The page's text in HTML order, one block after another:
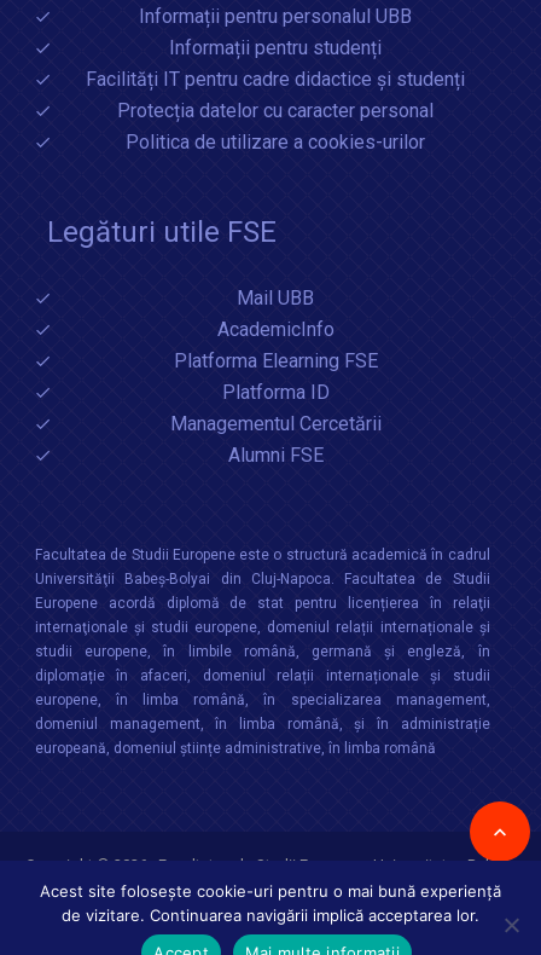
Informații pentru personalul UBB
Informații pentru studenți
Facilități IT pentru cadre didactice și studenți
Protecția datelor cu caracter personal
Politica de utilizare a cookies-urilor
Legături utile FSE
Mail UBB
AcademicInfo
Platforma Elearning FSE
Platforma ID
Managementul Cercetării
Alumni FSE
Facultatea de Studii Europene este o structură academică în cadrul
Universităţii Babeș-Bolyai din Cluj-Napoca. Facultatea de Studii
Europene acordă diplomă de stat pentru licențierea în relaţii
internaţionale şi studii europene, domeniul relații internaționale şi
studii europene, în limbile română, germană și engleză, în
diplomație în afaceri, domeniul relații internaționale și studii
europene, în limba română, în specializarea management,
domeniul management, în limba română, și în administrație
europeană, domeniul științe administrative, în limba română
Copyright © 2026 : Facultatea de Studii Europene
Universitatea Babes-
BolyaiToate drepturile rezervate
Acest site folosește cookie-uri pentru o mai bună experiență
de vizitare. Continuarea navigării implică acceptarea lor.